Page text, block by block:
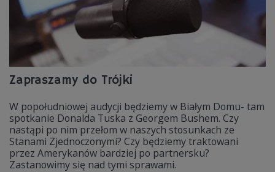
Zapraszamy do Trójki
W popołudniowej audycji będziemy w Białym Domu- tam
spotkanie Donalda Tuska z Georgem Bushem. Czy
nastąpi po nim przełom w naszych stosunkach ze
Stanami Zjednoczonymi? Czy będziemy traktowani
przez Amerykanów bardziej po partnersku?
Zastanowimy się nad tymi sprawami.